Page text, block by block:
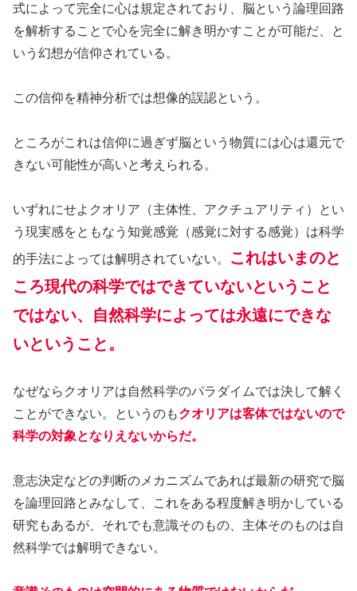
式によって完全に心は規定されており、脳という論理回路
を解析することで心を完全に解き明かすことが可能だ、と
いう幻想が信仰されている。
この信仰を精神分析では想像的誤認という。
ところがこれは信仰に過ぎず脳という物質には心は還元で
きない可能性が高いと考えられる。
いずれにせよクオリア（主体性、アクチュアリティ）とい
う現実感をともなう知覚感覚（感覚に対する感覚）は科学
的手法によっては解明されていない。
これはいまのと
ころ現代の科学ではできていないということ
ではない、自然科学によっては永遠にできな
いということ。
なぜならクオリアは自然科学のパラダイムでは決して解く
ことができない。というのもクオリアは客体ではないので
科学の対象となりえないからだ。
意志決定などの判断のメカニズムであれば最新の研究で脳
を論理回路とみなして、これをある程度解き明かしている
研究もあるが、それでも意識そのもの、主体そのものは自
然科学では解明できない。